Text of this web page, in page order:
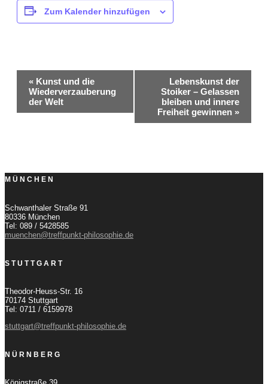
Zum Kalender hinzufügen
Veranstaltung-
Navigation
« Kunst und die
Wiederverzauberung
der Welt
Lebenskunst der
Stoiker – Gelassen
bleiben und innere
Freiheit gewinnen »
MÜNCHEN
Schwanthaler Straße 91
80336 München
Tel: 089 / 5428585
muenchen@treffpunkt-philosophie.de
STUTTGART
Theodor-Heuss-Str. 16
70174 Stuttgart
Tel: 0711 / 6159978
stuttgart@treffpunkt-philosophie.de
NÜRNBERG